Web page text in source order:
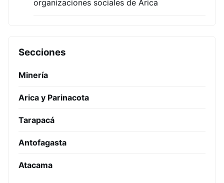
organizaciones sociales de Arica
Secciones
Minería
Arica y Parinacota
Tarapacá
Antofagasta
Atacama